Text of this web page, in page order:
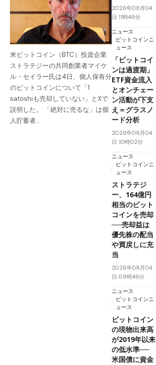
米ビットコイン（BTC）投資企業
ストラテジーの共同創業者マイケ
ル・セイラー氏は4日、個人保有分
のビットコインについて「1
satoshiも売却していない」とXで
説明した。 「絶対に売るな」は個
人貯蓄者…
2026年08月04
日 11時49分
ニュース
ビットコインニ
ュース
「ビットコイ
ンは過渡期」
ETF資金流入
とオンチェー
ン活動が下支
え＝グラスノ
ード分析
2026年08月04
日 10時02分
ニュース
ビットコインニ
ュース
ストラテジ
ー、164億円
相当のビット
コインを売却
──売却益は
優先株の配当
や買戻しに充
当
2026年08月04
日 09時49分
ニュース
ビットコインニ
ュース
ビットコイン
の現物出来高
が2019年以来
の低水準──
米国債に資金